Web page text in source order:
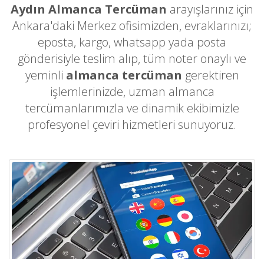
Aydın Almanca Tercüman arayışlarınız için
Ankara'daki Merkez ofisimizden, evraklarınızı;
eposta, kargo, whatsapp yada posta
gönderisiyle teslim alıp, tüm noter onaylı ve
yeminli almanca tercüman gerektiren
işlemlerinizde, uzman almanca
tercümanlarımızla ve dinamik ekibimizle
profesyonel çeviri hizmetleri sunuyoruz.